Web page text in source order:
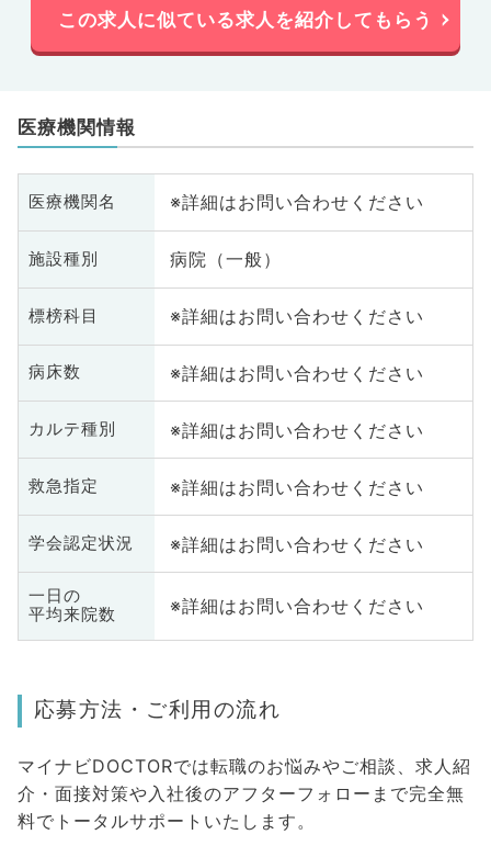
この求人に似ている求人を紹介してもらう
医療機関情報
医療機関名 ※詳細はお問い合わせください
施設種別 病院（一般）
標榜科目 ※詳細はお問い合わせください
病床数 ※詳細はお問い合わせください
カルテ種別 ※詳細はお問い合わせください
救急指定 ※詳細はお問い合わせください
学会認定状況 ※詳細はお問い合わせください
一日の
平均来院数
※詳細はお問い合わせください
応募方法・ご利用の流れ
マイナビDOCTORでは転職のお悩みやご相談、求人紹
介・面接対策や入社後のアフターフォローまで完全無
料でトータルサポートいたします。